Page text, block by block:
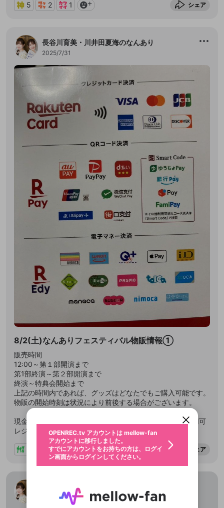
5 2 1 シェア
長谷川育美・川井田夏海のなんあり
2025/7/31
8/2(土)なんありフェスティバル物販情報①
販売時間
12:00～第１部開演まで
第1部終演～第２部開演まで
終演～特典会開始まで
上記の時間内であれば、グッズはどなたでもご購入可能です。
物販の開始時刻は状況により前後する場合がございます。
現金、クレジットカード、電子マネー、QRコード決済使用可
レジ袋はございませんので、必要な方はご持参ください。
シェア
長谷川育美・川井田夏海のなんあり
2025/6/23
全体公開
全体公開
プラン1「なんありプラン」以上
0 250
投稿を削除しますか？
サブスクに入会するとこのコンテ
ンツを表示することができます。
この投稿を固定しますか？
ファンレター
応援している配信者にファンレターを送ることがで
きます。好きなデザインを選んでメッセージを書い
※ファンレター機能は有料サービスです。
固定動画に設定
マイページに表示されている動画 (ライブ配信、配
信予定、アーカイブ、アップロード動画) をページ
のトップに1つ固定できます。動画タイトル横のメ
ニューより設定することができます。
選択できるプレイリストがありません。
ポイントが不足しています
ご確認ください
した。 サービスを利用するには変更後の内容を
OPENREC.tv アカウントは mellow-fan
アカウントに移行しました。
すでにアカウントをお持ちの方は、ログイ
新規登録
メールアドレスで新規登録
または
新規登録
@
OPENREC.tvアカウントはmellow-fanア
カウントに統合しました。
こちらからOPENREC.tvでログイン中のア
ログイン
メールアドレスでログイン
または
ログイン
OPENREC.tv アカウントは mellow-fan
アカウントに移行しました。
すでにアカウントをお持ちの方は、ログイ
ン画面からログインしてください。
登録したメールアドレスを入力し、送信してくださ
入力していただいたメールアドレ
スに、パスワード再設定用URLを
パーソナルデータの登録
年
生年月は登録後に変更できません。
認証コードの入力
セッションの有効期限が切れたた
不適切なユーザーとして報告しま
すか？
問題を選択してください
わいせつな表現
サブスクシェア
詳しくはこちら
限定コミュニティ参加方法
Discordアカウントをお持ちでない方